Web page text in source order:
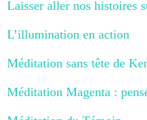
Laisser aller nos histoires
L’illumination en action
Méditation sans tête de
Méditation Magenta :